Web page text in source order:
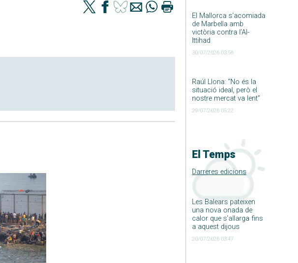
El Mallorca s’acomiada
de Marbella amb
victòria contra l’Al-
Ittihad
30/07/2026 03:56
Raúl Llona: ”No és la
situació ideal, però el
nostre mercat va lent”
29/07/2026 05:22
El Temps
Darreres edicions
Les Balears pateixen
una nova onada de
calor que s’allarga fins
a aquest dijous
20/07/2026 03:47